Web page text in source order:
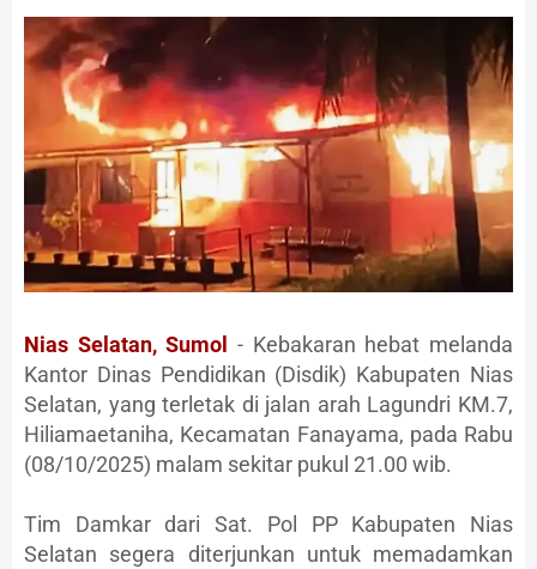
Nias Selatan, Sumol - Kebakaran hebat melanda
Kantor Dinas Pendidikan (Disdik) Kabupaten Nias
Selatan, yang terletak di jalan arah Lagundri KM.7,
Hiliamaetaniha, Kecamatan Fanayama, pada Rabu
(08/10/2025) malam sekitar pukul 21.00 wib.
Tim Damkar dari Sat. Pol PP Kabupaten Nias
Selatan segera diterjunkan untuk memadamkan